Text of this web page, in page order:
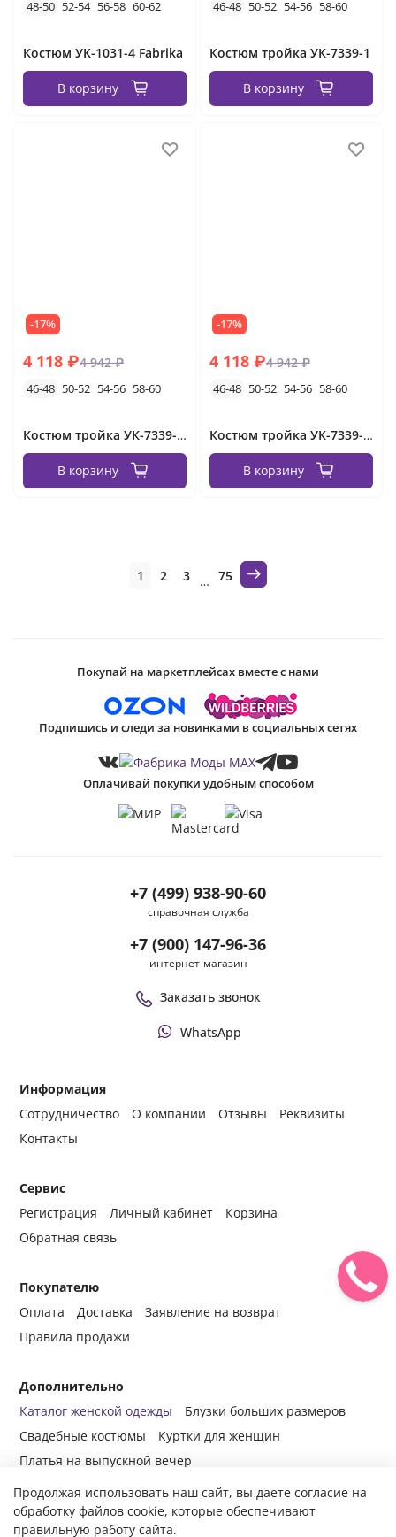
48-50 52-54 56-58 60-62
Костюм УК-1031-4 Fabrika
В корзину
46-48 50-52 54-56 58-60
Костюм тройка УК-7339-1
В корзину
-17%
4 118 ₽4 942 ₽
46-48 50-52 54-56 58-60
Костюм тройка УК-7339-1-1
В корзину
-17%
4 118 ₽4 942 ₽
46-48 50-52 54-56 58-60
Костюм тройка УК-7339-1-2
В корзину
1 2 3 … 75
Информация
Сотрудничество
О компании Отзывы
Реквизиты
Контакты
Сервис
Регистрация
Личный кабинет
Корзина
Обратная связь
Покупателю
Оплата
Доставка
Заявление на возврат
Правила продажи
Дополнительно
Каталог женской одежды
Блузки больших размеров
Свадебные костюмы
Куртки для женщин
Платья на выпускной вечер
+7 (499) 938-90-60
справочная служба
+7 (900) 147-96-36
интернет-магазин
Заказать звонок
WhatsApp
Покупай на маркетплейсах вместе с нами
Подпишись и следи за новинками в социальных сетях
Оплачивай покупки удобным способом
© 2014-2024 Все права защищены.
Продолжая использовать наш сайт, вы даете согласие на
обработку файлов cookie, которые обеспечивают
правильную работу сайта.